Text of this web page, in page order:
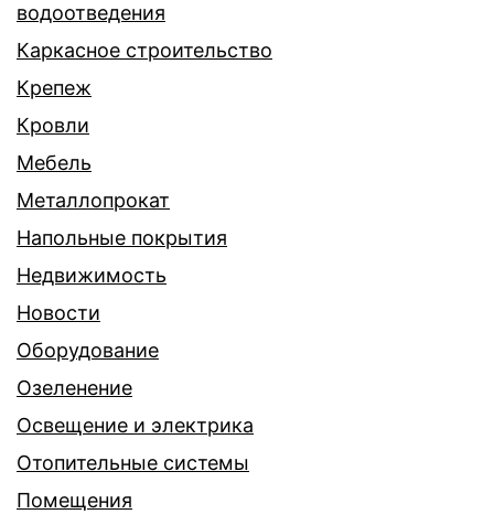
водоотведения
Каркасное строительство
Крепеж
Кровли
Мебель
Металлопрокат
Напольные покрытия
Недвижимость
Новости
Оборудование
Озеленение
Освещение и электрика
Отопительные системы
Помещения